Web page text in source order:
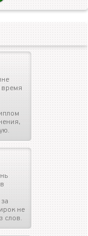
время
не
слов.